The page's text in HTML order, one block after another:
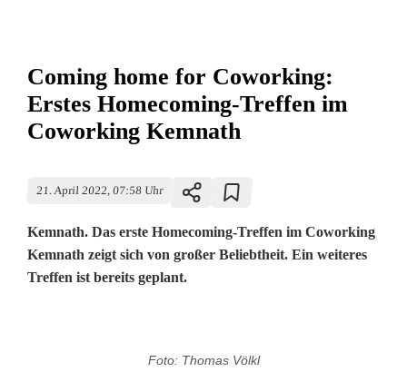
Coming home for Coworking:
Erstes Homecoming-Treffen im
Coworking Kemnath
21. April 2022, 07:58 Uhr
Kemnath. Das erste Homecoming-Treffen im Coworking
Kemnath zeigt sich von großer Beliebtheit. Ein weiteres
Treffen ist bereits geplant.
Foto: Thomas Völkl